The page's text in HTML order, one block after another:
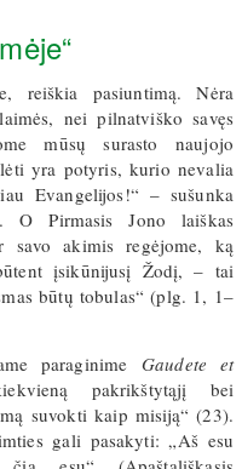
reiškia pasiuntimą. Nėra
nei pilnatviško savęs
mūsų surasto naujojo
yra potyris, kurio nevalia
Evangelijos!“ – sušunka
Pirmasis Jono laiškas
savo akimis regėjome, ką
įsikūnijusį Žodį, – tai
būtų tobulas“ (plg. 1, 1–
paraginime Gaudete et
pakrikštytąjį bei
suvokti kaip misiją“ (23).
gali pasakyti: „Aš esu